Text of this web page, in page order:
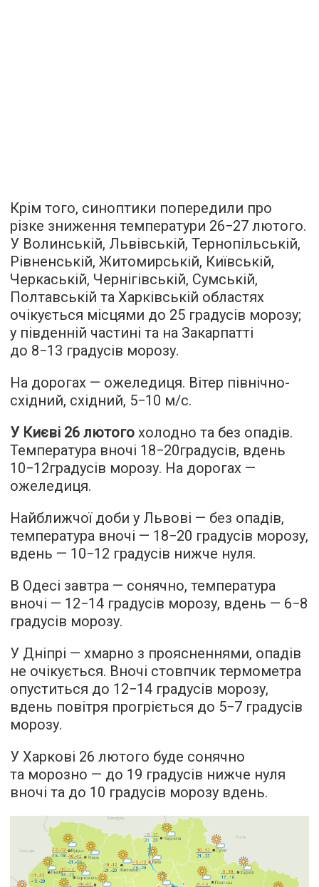
Крім того, синоптики попередили про
різке зниження температури 26−27 лютого.
У Волинській, Львівській, Тернопільській,
Рівненській, Житомирській, Київській,
Черкаській, Чернігівській, Сумській,
Полтавській та Харківській областях
очікується місцями до 25 градусів морозу;
у південній частині та на Закарпатті
до 8−13 градусів морозу.
На дорогах — ожеледиця. Вітер північно-
східний, східний, 5−10 м/с.
У Києві 26 лютого холодно та без опадів.
Температура вночі 18−20градусів, вдень
10−12градусів морозу. На дорогах —
ожеледиця.
Найближчої доби у Львові — без опадів,
температура вночі — 18−20 градусів морозу,
вдень — 10−12 градусів нижче нуля.
В Одесі завтра — сонячно, температура
вночі — 12−14 градусів морозу, вдень — 6−8
градусів морозу.
У Дніпрі — хмарно з проясненнями, опадів
не очікується. Вночі стовпчик термометра
опуститься до 12−14 градусів морозу,
вдень повітря прогріється до 5−7 градусів
морозу.
У Харкові 26 лютого буде сонячно
та морозно — до 19 градусів нижче нуля
вночі та до 10 градусів морозу вдень.